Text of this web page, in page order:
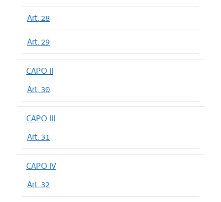
Art. 28
Art. 29
CAPO II
Art. 30
CAPO III
Art. 31
CAPO IV
Art. 32